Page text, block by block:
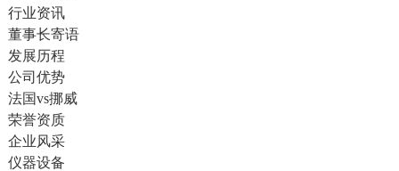
行业资讯
董事长寄语
发展历程
公司优势
法国vs挪威
荣誉资质
企业风采
仪器设备